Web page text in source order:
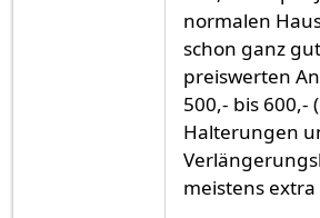
normalen
schon ganz
preiswerten
500,- bis 600,-
Halterungen
meistens